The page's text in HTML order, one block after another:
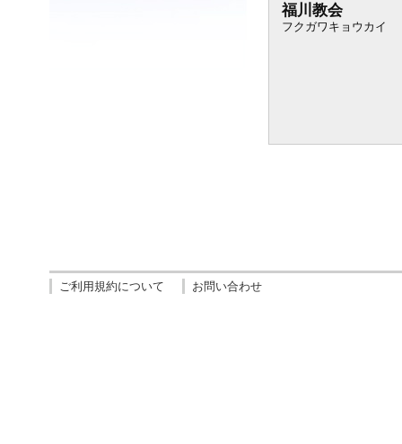
福川教会
フクガワキョウカイ
ご利用規約について お問い合わせ